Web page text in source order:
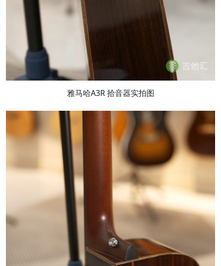
雅马哈A3R 拾音器实拍图